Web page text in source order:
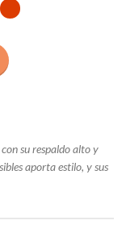
su respaldo alto y
aporta estilo, y sus